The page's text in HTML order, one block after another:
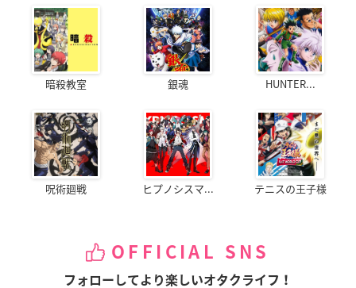
暗殺教室 銀魂 HUNTER...
呪術廻戦 ヒプノシスマ... テニスの王子様
OFFICIAL SNS
フォローしてより楽しいオタクライフ！